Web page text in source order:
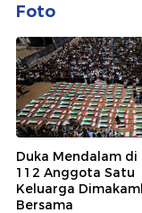
Foto
Duka Mendalam di
112 Anggota Satu
Keluarga
Bersama